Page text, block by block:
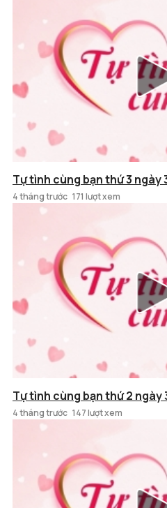
Tự tình cùng bạn thứ 3 ngày
4 tháng trước 171 lượt xem
Tự tình cùng bạn thứ 2
4 tháng trước 147 lượt xem